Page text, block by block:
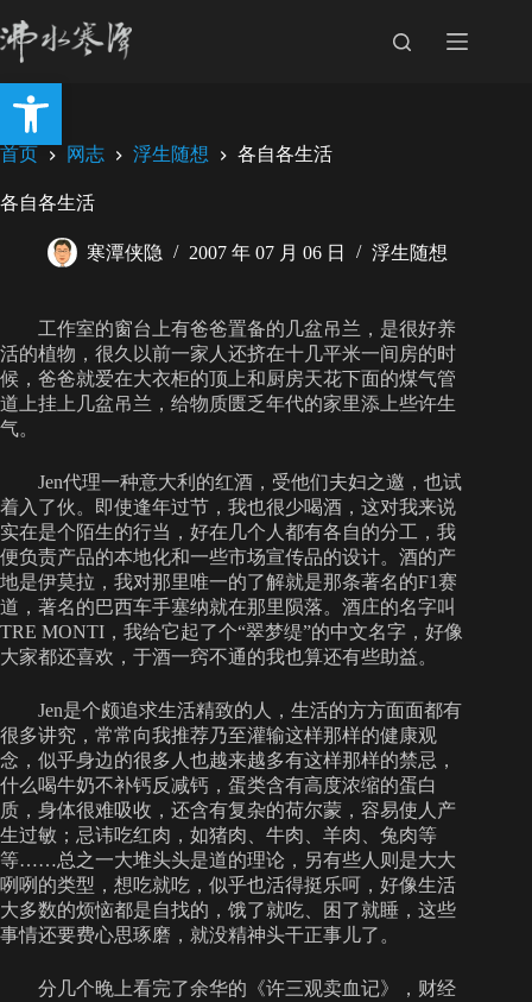
打开工具栏
至
容
首页 网志 浮生随想 各自各生活
各自各生活
寒潭侠隐 2007 年 07 月 06 日 浮生随想
工作室的窗台上有爸爸置备的几盆吊兰，是很好养
活的植物，很久以前一家人还挤在十几平米一间房的时
候，爸爸就爱在大衣柜的顶上和厨房天花下面的煤气管
道上挂上几盆吊兰，给物质匮乏年代的家里添上些许生
气。
Jen代理一种意大利的红酒，受他们夫妇之邀，也试
着入了伙。即使逢年过节，我也很少喝酒，这对我来说
实在是个陌生的行当，好在几个人都有各自的分工，我
便负责产品的本地化和一些市场宣传品的设计。酒的产
地是伊莫拉，我对那里唯一的了解就是那条著名的F1赛
道，著名的巴西车手塞纳就在那里陨落。酒庄的名字叫
TRE MONTI，我给它起了个“翠梦缇”的中文名字，好像
大家都还喜欢，于酒一窍不通的我也算还有些助益。
Jen是个颇追求生活精致的人，生活的方方面面都有
很多讲究，常常向我推荐乃至灌输这样那样的健康观
念，似乎身边的很多人也越来越多有这样那样的禁忌，
什么喝牛奶不补钙反减钙，蛋类含有高度浓缩的蛋白
质，身体很难吸收，还含有复杂的荷尔蒙，容易使人产
生过敏；忌讳吃红肉，如猪肉、牛肉、羊肉、兔肉等
等……总之一大堆头头是道的理论，另有些人则是大大
咧咧的类型，想吃就吃，似乎也活得挺乐呵，好像生活
大多数的烦恼都是自找的，饿了就吃、困了就睡，这些
事情还要费心思琢磨，就没精神头干正事儿了。
分几个晚上看完了余华的《许三观卖血记》，财经